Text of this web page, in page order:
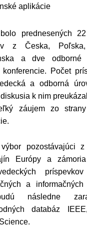
aplikácie
prednesených
z Česka, Poľska,
a dve odborné
konferencie. Počet
a odborná
k nim
záujem zo strany
pozostávajúci z
Európy a zámoria
a informačných
následne
databáz